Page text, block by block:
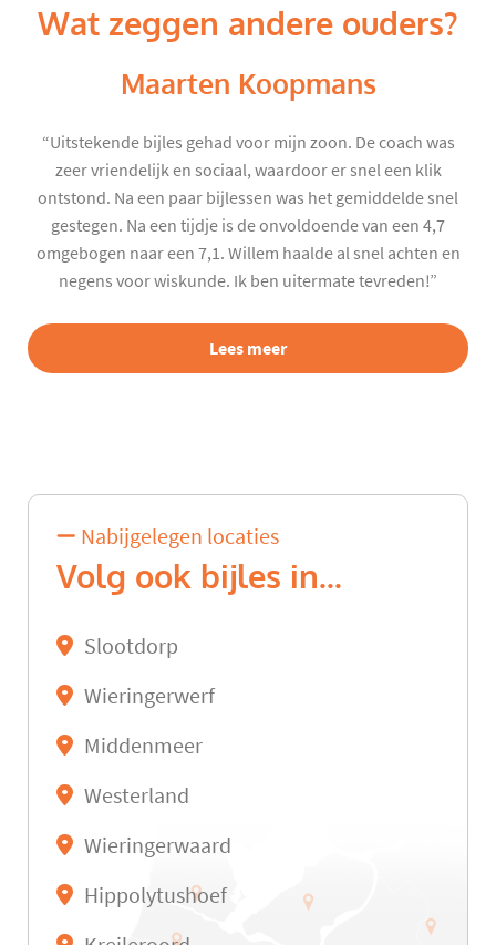
Wat zeggen andere ouders?
Maarten Koopmans
“Uitstekende bijles gehad voor mijn zoon. De coach was
zeer vriendelijk en sociaal, waardoor er snel een klik
ontstond. Na een paar bijlessen was het gemiddelde snel
gestegen. Na een tijdje is de onvoldoende van een 4,7
omgebogen naar een 7,1. Willem haalde al snel achten en
negens voor wiskunde. Ik ben uitermate tevreden!”
Lees meer
Nabijgelegen locaties
Volg ook bijles in...
Slootdorp
Wieringerwerf
Middenmeer
Westerland
Wieringerwaard
Hippolytushoef